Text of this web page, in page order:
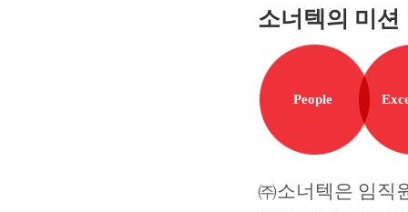
소너텍의 미션
People
㈜소너텍은 임직